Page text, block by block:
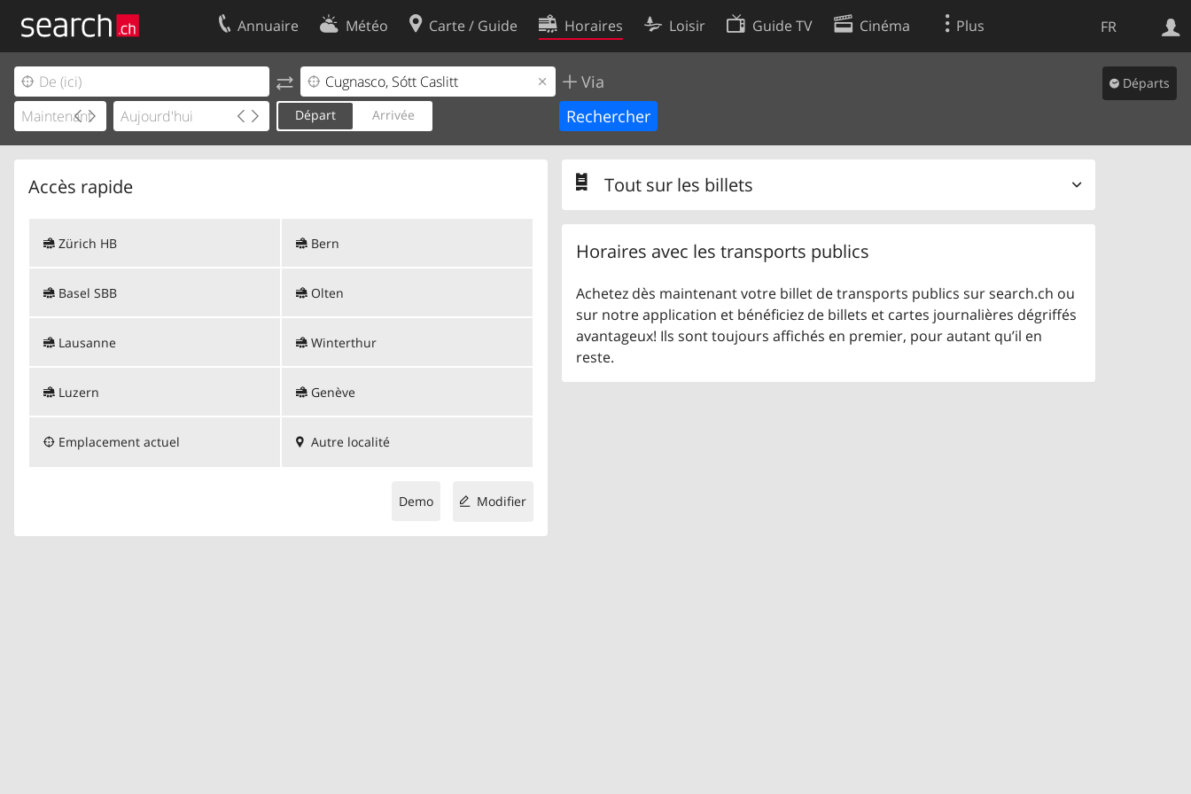
FR
Annuaire Météo Carte / Guide Horaires Loisir Guide TV Cinéma Plus
Via
Départ Arrivée
Départs
Accès rapide
Zürich HB
Basel SBB
Lausanne
Luzern
Bern
Olten
Winterthur
Genève
Emplacement actuel Autre localité
Modifier
Demo
Tout sur les billets
Horaires avec les transports publics
Achetez dès maintenant votre billet de transports publics sur search.ch ou
sur notre application et bénéficiez de billets et cartes journalières dégriffés
avantageux! Ils sont toujours affichés en premier, pour autant qu’il en
reste.
Votre inscription
Centre clients
Contact
Conditions d’utilisation
Préférences de cookies